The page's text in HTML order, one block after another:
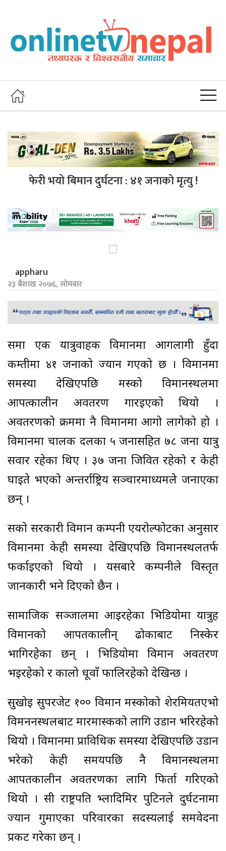
फेरी भयो बिमान दुर्घटना : ४१ जनाको मृत्यु !
appharu
२३ बैशाख २०७६, सोमबार
रुसमा एक यात्रुवाहक विमानमा आगलागी हुँदा
कम्तीमा ४१ जनाको ज्यान गएको छ । विमानमा
समस्या देखिएपछि मस्को विमानस्थलमा
आपत्कालीन अवतरण गारइएको थियो ।
अवतरणको क्रममा नै विमानमा आगो लागेको हो ।
विमानमा चालक दलका ५ जनासहित ७८ जना यात्रु
सवार रहेका थिए । ३७ जना जिवित रहेको र केही
घाइते भएको अन्तर्राष्ट्रिय सञ्चारमाध्यमले जनाएका
छन् ।
रुसको सरकारी विमान कम्पनी एयरोल्फोटका अनुसार
विमानमा केही समस्या देखिएपछि विमानस्थलतर्फ
फर्काइएको थियो । यसबारे कम्पनीले विस्तृत
जानकारी भने दिएको छैन ।
सामाजिक सञ्जालमा आइरहेका भिडियोमा यात्रुहरु
विमानको आपतकालीन् ढोकाबाट निस्केर
भागिरहेका छन् । भिडियोमा विमान अवतरण
भइरहेको र कालो धूवाँ फालिरहेको देखिन्छ ।
सुखोइ सुपरजेट १०० विमान मस्कोको शेरमियतएभो
विमननस्थलबाट मारमास्कको लागि उडान भरिरहेको
थियो । विमानमा प्राविधिक समस्या देखिएपछि उडान
भरेको केही समयपछि नै विमानस्थलमा
आपतकालीन अवतरणका लागि फिर्ता गरिएको
थियो । रुसी राष्ट्रपति भ्लादिमिर पुटिनले दुर्घटनामा
ज्यान गुमाएका परिवारका सदस्यलाई समवेदना
प्रकट गरेका छन् ।